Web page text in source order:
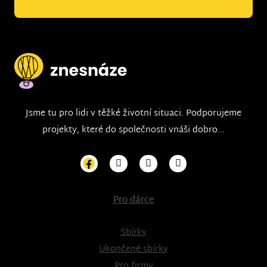
Jsme tu pro lidi v těžké životní situaci. Podporujeme
projekty, které do společnosti vnáši dobro...
Pro dárce
Sbírky
Ukončené sbírky